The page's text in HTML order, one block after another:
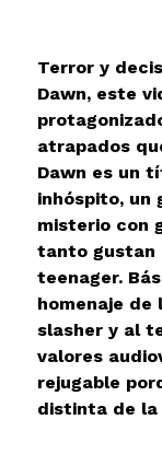
Terror y
Dawn, este
atrapados
Dawn es un
inhóspito, un
misterio con
tanto gustan
teenager.
homenaje de
slasher y al
valores
rejugable
distinta de